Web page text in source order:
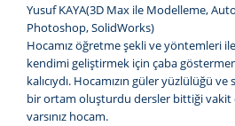
Yusuf KAYA(3D Max ile Modelleme,
Photoshop, SolidWorks)
Hocamız öğretme şekli ve yöntemleri
kendimi geliştirmek için çaba
kalıcıydı. Hocamızın güler yüzlülüğü ve
bir ortam oluşturdu dersler bittiği
varsınız hocam.